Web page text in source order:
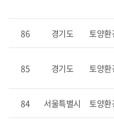
86 경기도 토양환
85 경기도 토양환
84 서울특별시 토양환